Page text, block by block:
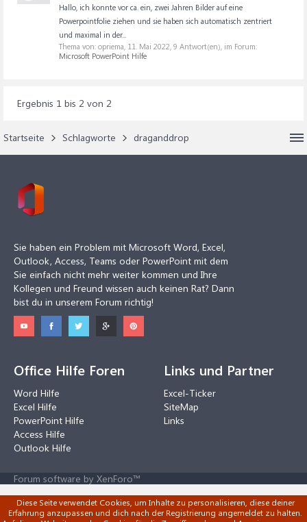
Hallo, ich konnte vor ca. ein, zwei Jahren Bilder auf eine
Powerpointfolie ziehen und sie haben sich automatisch zentriert
und maximal in der...
Thema von: opriema, 11. Mai 2022, 9 Antwort(en), im Forum:
Microsoft PowerPoint Hilfe
Ergebnis 1 bis 2 von 2
Startseite Schlagworte draganddrop
Sie haben ein Problem mit Microsoft Word, Excel,
Outlook, Access, Teams oder PowerPoint mit dem
Sie einfach nicht mehr weiter kommen und Ihre
Kollegen und Freund wissen auch keinen Rat? Dann
bist du in unserem Forum richtig!
Office Hilfe Foren
Word Hilfe
Excel Hilfe
PowerPoint Hilfe
Access Hilfe
Outlook Hilfe
Links und Partner
Excel-Ticker
SiteMap
Links
Forum software by XenForo™
Diese Seite verwendet Cookies, um Inhalte zu personalisieren, diese deiner
Erfahrung anzupassen und dich nach der Registrierung angemeldet zu halten.